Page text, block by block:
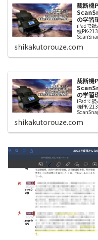
裁断機
の学習
iPadで
機PK-
した後
shikakutorouze.com
裁断機
の学習
iPadで
機PK-
shikakutorouze.com